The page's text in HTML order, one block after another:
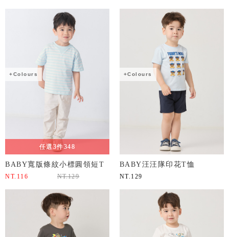
+Colours
任選3件348
BABY寬版條紋小標圓領短T
NT. 116 NT.129
+Colours
BABY汪汪隊印花T恤
NT. 129